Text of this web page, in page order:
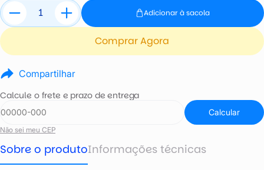
Adicionar à sacola
Comprar Agora
Compartilhar
Calcule o frete e prazo de entrega
Calcular
Não sei meu CEP
Sobre o produtoInformações técnicas